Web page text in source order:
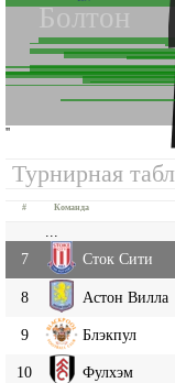
Болтон
''
Турнирная
# Команда
7
Сток Сити
8 Астон Вилла
9 Блэкпул
10 Фулхэм